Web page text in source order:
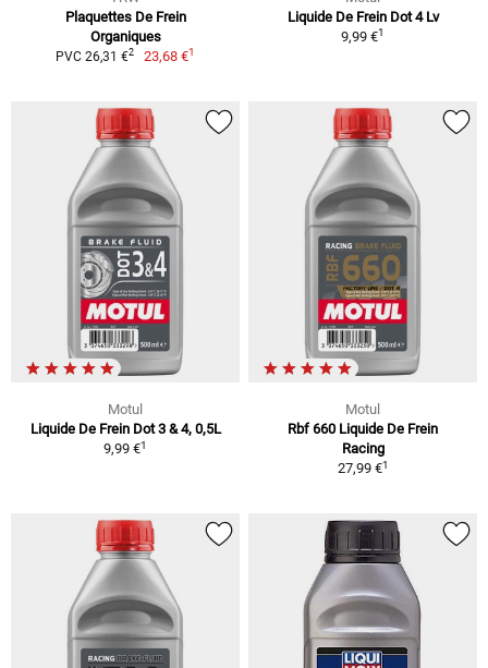
Plaquettes De Frein
Organiques
PVC 26,31 €2 23,68 €1
Liquide De Frein Dot 4 Lv
9,99 €1
Motul
Liquide De Frein Dot 3 & 4, 0,5L
9,99 €1
Motul
Rbf 660 Liquide De Frein
Racing
27,99 €1